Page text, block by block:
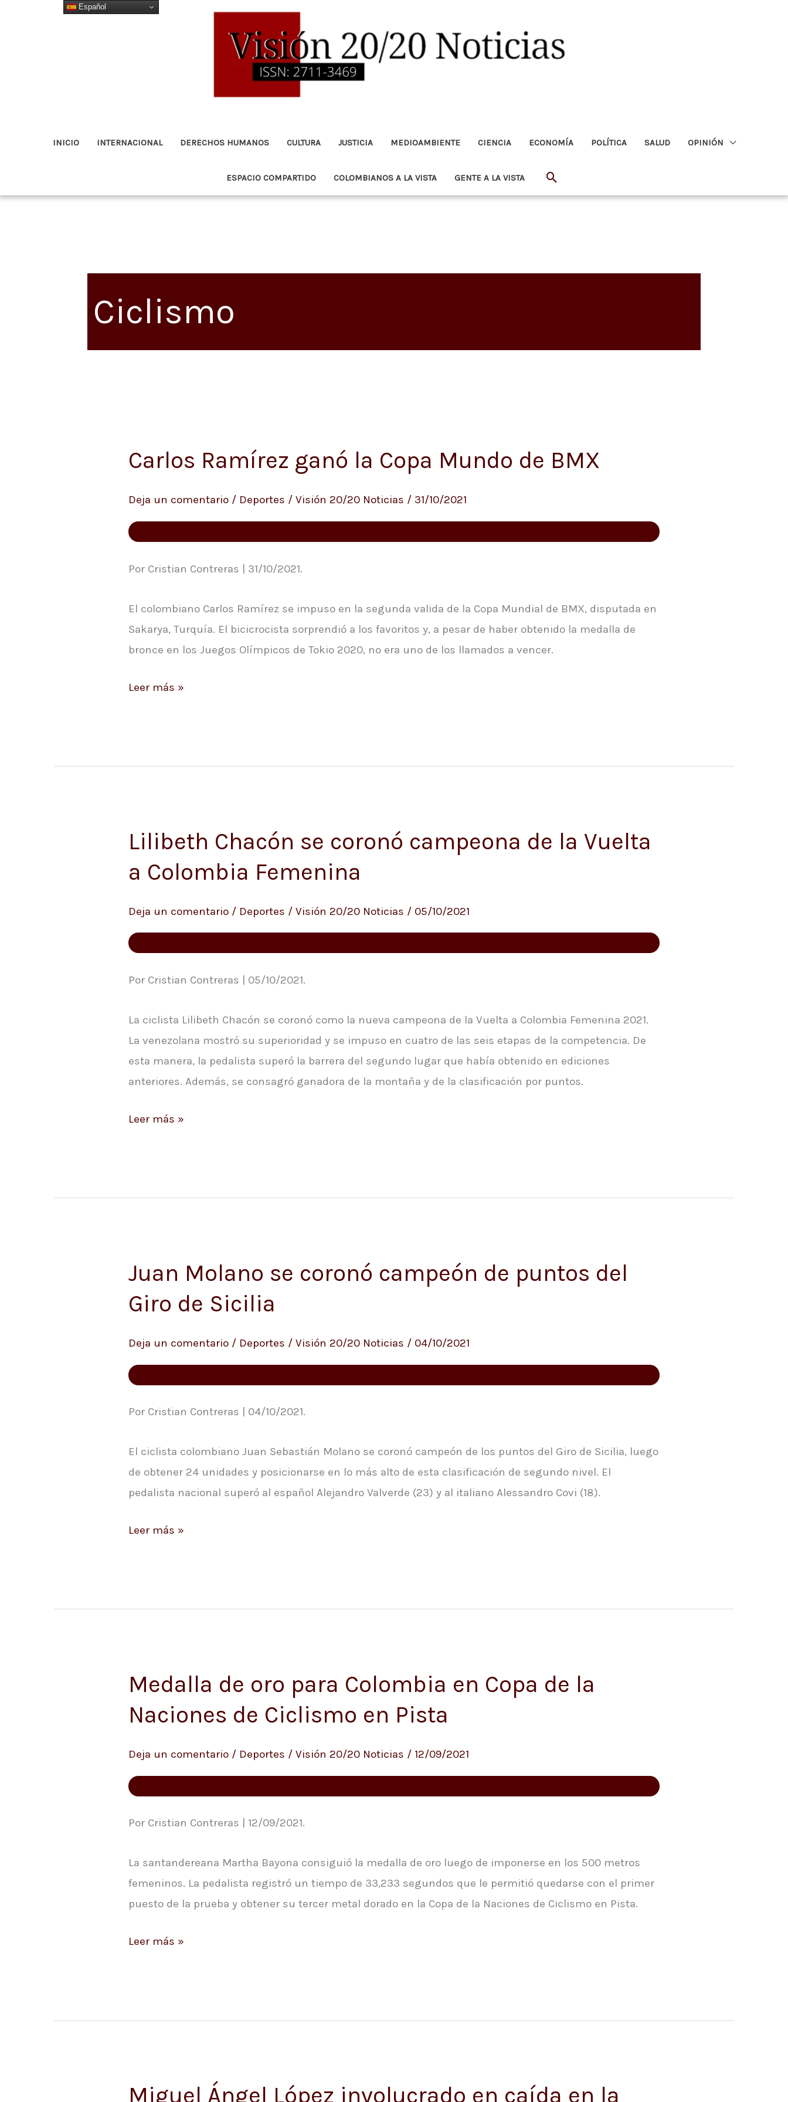
INICIO INTERNACIONAL DERECHOS HUMANOS CULTURA JUSTICIA MEDIOAMBIENTE CIENCIA ECONOMÍA POLÍTICA SALUD OPINIÓN
ESPACIO COMPARTIDO COLOMBIANOS A LA VISTA GENTE A LA VISTA Buscar
Ciclismo
Carlos Ramírez ganó la Copa Mundo de BMX
Deja un comentario / Deportes / Visión 20/20 Noticias / 31/10/2021
Por Cristian Contreras | 31/10/2021.
El colombiano Carlos Ramírez se impuso en la segunda valida de la Copa Mundial de BMX, disputada en
Sakarya, Turquía. El bicicrocista sorprendió a los favoritos y, a pesar de haber obtenido la medalla de
bronce en los Juegos Olímpicos de Tokio 2020, no era uno de los llamados a vencer.
Carlos
ganó
Copa
Leer más »
Lilibeth Chacón se coronó campeona de la Vuelta
a Colombia Femenina
Deja un comentario / Deportes / Visión 20/20 Noticias / 05/10/2021
Por Cristian Contreras | 05/10/2021.
La ciclista Lilibeth Chacón se coronó como la nueva campeona de la Vuelta a Colombia Femenina 2021.
La venezolana mostró su superioridad y se impuso en cuatro de las seis etapas de la competencia. De
esta manera, la pedalista superó la barrera del segundo lugar que había obtenido en ediciones
anteriores. Además, se consagró ganadora de la montaña y de la clasificación por puntos.
Lilibeth
se
campeona
de
Vuelta
Colombia
Femenina
Leer más »
Juan Molano se coronó campeón de puntos del
Giro de Sicilia
Deja un comentario / Deportes / Visión 20/20 Noticias / 04/10/2021
Por Cristian Contreras | 04/10/2021.
El ciclista colombiano Juan Sebastián Molano se coronó campeón de los puntos del Giro de Sicilia, luego
de obtener 24 unidades y posicionarse en lo más alto de esta clasificación de segundo nivel. El
pedalista nacional superó al español Alejandro Valverde (23) y al italiano Alessandro Covi (18).
Juan
se
campeón
de
del
de
Sicilia
Leer más »
Medalla de oro para Colombia en Copa de la
Naciones de Ciclismo en Pista
Deja un comentario / Deportes / Visión 20/20 Noticias / 12/09/2021
Por Cristian Contreras | 12/09/2021.
La santandereana Martha Bayona consiguió la medalla de oro luego de imponerse en los 500 metros
femeninos. La pedalista registró un tiempo de 33,233 segundos que le permitió quedarse con el primer
puesto de la prueba y obtener su tercer metal dorado en la Copa de la Naciones de Ciclismo en Pista.
Medalla
oro
Colombia
en
de
Naciones
de
Ciclismo
Pista
Leer más »
Miguel Ángel López involucrado en caída en la
Miguel
Español